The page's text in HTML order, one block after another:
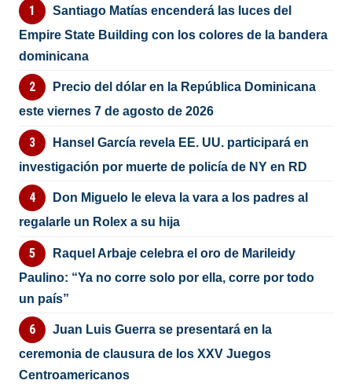
Santiago Matías encenderá las luces del
Empire State Building con los colores de la bandera
dominicana
Precio del dólar en la República Dominicana
este viernes 7 de agosto de 2026
Hansel García revela EE. UU. participará en
investigación por muerte de policía de NY en RD
Don Miguelo le eleva la vara a los padres al
regalarle un Rolex a su hija
Raquel Arbaje celebra el oro de Marileidy
Paulino: “Ya no corre solo por ella, corre por todo
un país”
Juan Luis Guerra se presentará en la
ceremonia de clausura de los XXV Juegos
Centroamericanos